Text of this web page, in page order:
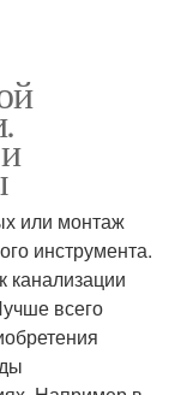
или монтаж
инструмента.
всего